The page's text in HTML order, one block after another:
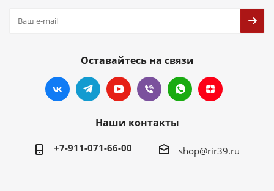
Оставайтесь на связи
Наши контакты
+7-911-071-66-00 shop@rir39.ru